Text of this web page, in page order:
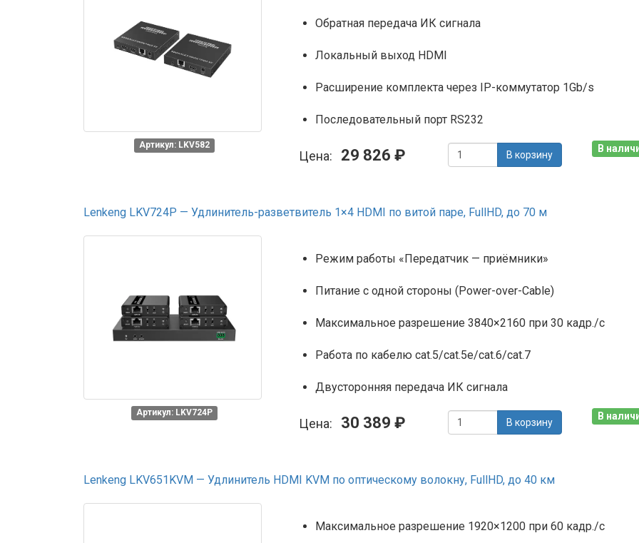
Артикул: LKV582
Обратная передача ИК сигнала
Локальный выход HDMI
Расширение комплекта через IP-коммутатор 1Gb/s
Последовательный порт RS232
Цена: 29 826 ₽ В корзину
В
Lenkeng LKV724P — Удлинитель-разветвитель 1×4 HDMI по витой паре, FullHD, до 70 м
Артикул: LKV724P
Режим работы «Передатчик — приёмники»
Питание с одной стороны (Power-over-Cable)
Максимальное разрешение 3840×2160 при 30 кадр./с
Работа по кабелю cat.5/cat.5e/cat.6/cat.7
Двусторонняя передача ИК сигнала
Цена: 30 389 ₽ В корзину
В
Lenkeng LKV651KVM — Удлинитель HDMI KVM по оптическому волокну, FullHD, до 40 км
Максимальное разрешение 1920×1200 при 60 кадр./с